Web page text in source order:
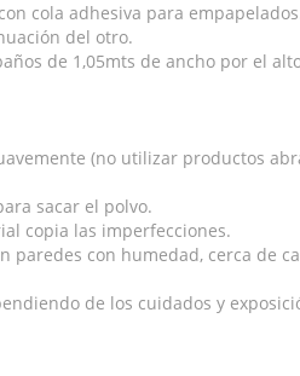
cola adhesiva para
del otro.
de 1,05mts de ancho por el
(no utilizar productos
sacar el polvo.
copia las imperfecciones.
paredes con humedad, cerca de
de los cuidados y